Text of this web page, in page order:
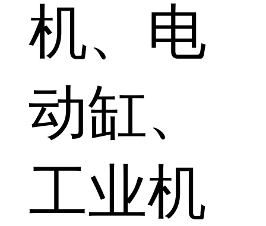
机、电
动缸、
工业机